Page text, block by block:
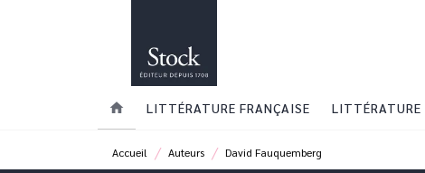
home LITTÉRATURE FRANÇAISE LITTÉRATURE
Accueil / Auteurs / David Fauquemberg